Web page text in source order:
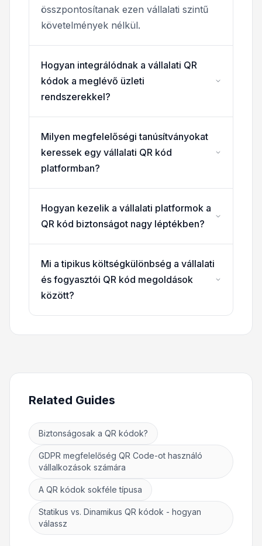
összpontosítanak ezen vállalati szintű
követelmények nélkül.
Hogyan integrálódnak a vállalati QR
kódok a meglévő üzleti
rendszerekkel?
Milyen megfelelőségi tanúsítványokat
keressek egy vállalati QR kód
platformban?
Hogyan kezelik a vállalati platformok a
QR kód biztonságot nagy léptékben?
Mi a tipikus költségkülönbség a vállalati
és fogyasztói QR kód megoldások
között?
Related Guides
Biztonságosak a QR kódok?
GDPR megfelelőség QR Code-ot használó
vállalkozások számára
A QR kódok sokféle típusa
Statikus vs. Dinamikus QR kódok - hogyan
válassz